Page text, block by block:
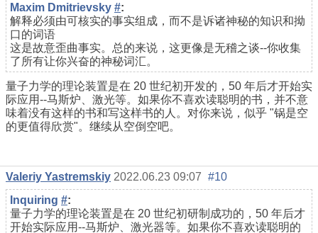
Maxim Dmitrievsky #:
解释必须由可核实的事实组成，而不是诉诸神秘的知识和拗
口的词语
这是故意歪曲事实。总的来说，这更像是无稽之谈--你收集
了所有让你兴奋的神秘词汇。
量子力学的理论装置是在 20 世纪初开发的，50 年后才开始实
际应用--马斯炉、激光等。如果你不喜欢读聪明的书，并不意
味着没有这样的书和写这样书的人。对你来说，似乎 "锅是空
的更值得欣赏"。继续从空倒空吧。
Valeriy Yastremskiy 2022.06.23 09:07 #10
Inquiring #:
量子力学的理论装置是在 20 世纪初研制成功的，50 年后才
开始实际应用--马斯炉、激光器等。如果你不喜欢读聪明的